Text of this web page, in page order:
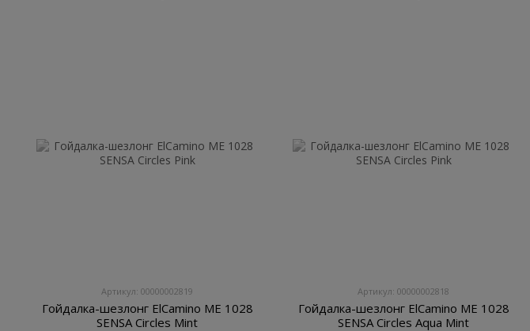
Артикул: 00000002819
Гойдалка-шезлонг ElCamino ME 1028
SENSA Circles Mint
Артикул: 00000002818
Гойдалка-шезлонг ElCamino ME 1028
SENSA Circles Aqua Mint